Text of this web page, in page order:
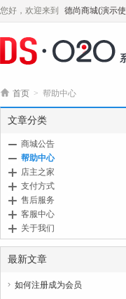
您好，欢迎来到 德尚商城(演示
 首页 > 帮助中心
文章分类
商城公告
帮助中心
店主之家
支付方式
售后服务
客服中心
关于我们
最新文章
 如何注册成为会员